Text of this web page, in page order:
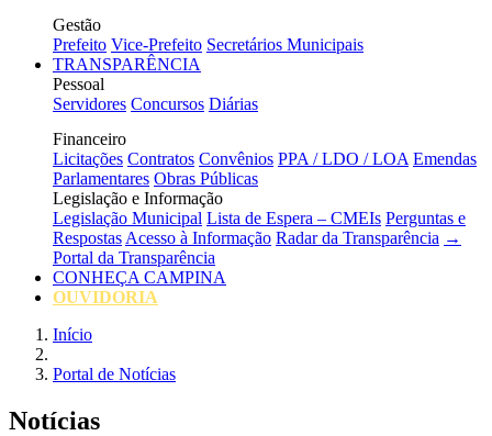
Gestão
Prefeito Vice-Prefeito Secretários Municipais
TRANSPARÊNCIA
Pessoal
Servidores Concursos Diárias
Financeiro
Licitações Contratos Convênios PPA / LDO / LOA Emendas
Parlamentares Obras Públicas
Legislação e Informação
Legislação Municipal Lista de Espera – CMEIs Perguntas e
Respostas Acesso à Informação Radar da Transparência →
Portal da Transparência
CONHEÇA CAMPINA
OUVIDORIA
Início
Portal de Notícias
Notícias